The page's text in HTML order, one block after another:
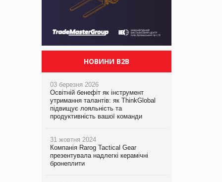
НОВИНИ B2B
03 березня 2026
Освітній бенефіт як інструмент
утримання талантів: як ThinkGlobal
підвищує лояльність та
продуктивність вашої команди
31 жовтня 2024
Компанія Rarog Tactical Gear
презентувала надлегкі керамічні
бронеплити